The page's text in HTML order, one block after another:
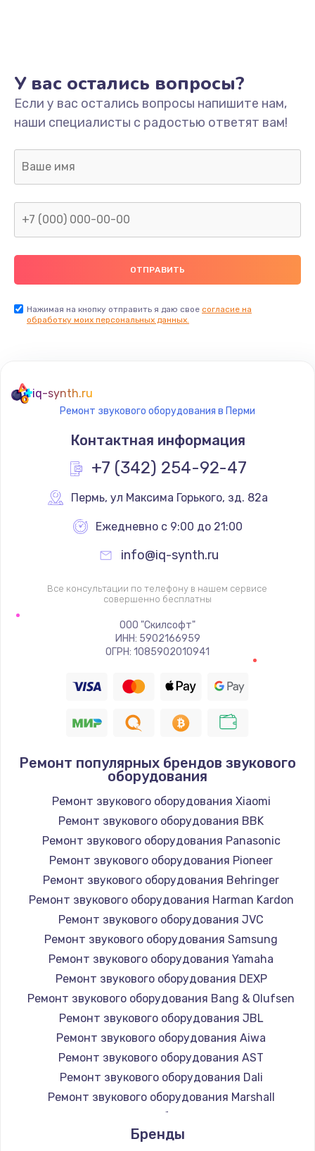
Не включается
1400 руб.
Заказать
Нет звука
800 руб.
Не видит флешку
400 руб.
Заказать
900 руб.
Заказать
900 руб.
Заказать
Не работает
Заказать
880 руб.
Заказать
Программный ремонт/прошивка
390 руб.
Заказать
Замена Bluetooth/Wi-Fi модуля
800 руб.
Заказать
Замена картридера
890 руб.
Заказать
Замена микросхемы NFC
1100 руб.
Заказать
Замена шим-контроллера
3900 руб.
Заказать
У вас остались вопросы?
Если у вас остались вопросы напишите нам,
наши специалисты с радостью ответят вам!
Нажимая на кнопку отправить я даю свое согласие на
обработку моих персональных данных.
iq-synth.ru
Ремонт звукового оборудования в Перми
Контактная информация
+7 (342) 254-92-47
Пермь, ул Максима Горького, зд. 82а
Ежедневно с 9:00 до 21:00
info@iq-synth.ru
Все консультации по телефону в нашем сервисе
совершенно бесплатны
ООО "Скилсофт"
ИНН: 5902166959
ОГРН: 1085902010941
Ремонт популярных брендов звукового
оборудования
Ремонт звукового оборудования Xiaomi
Ремонт звукового оборудования BBK
Ремонт звукового оборудования Panasonic
Ремонт звукового оборудования Pioneer
Ремонт звукового оборудования Behringer
Ремонт звукового оборудования Harman Kardon
Ремонт звукового оборудования JVC
Ремонт звукового оборудования Samsung
Ремонт звукового оборудования Yamaha
Ремонт звукового оборудования DEXP
Ремонт звукового оборудования Bang & Olufsen
Ремонт звукового оборудования JBL
Ремонт звукового оборудования Aiwa
Ремонт звукового оборудования AST
Ремонт звукового оборудования Dali
Ремонт звукового оборудования Marshall
Ремонт звукового оборудования Supra
Бренды